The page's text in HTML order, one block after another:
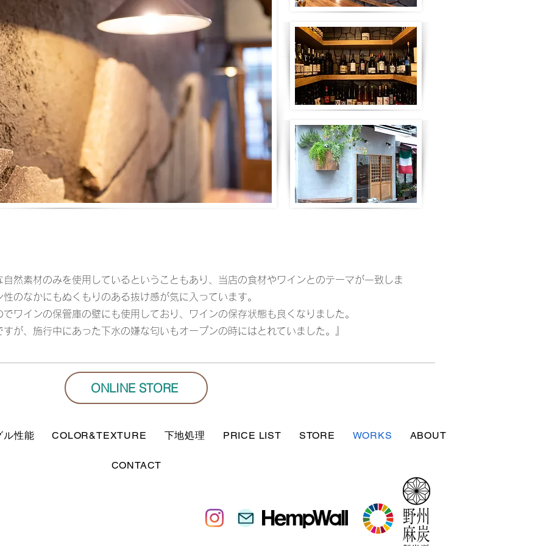
自然素材のみを使用しているということもあり、当店の食材やワインとのテーマが一致しま
性のなかにもぬくもりのある抜け感が気に入っています。
ワインの保管庫の壁にも使用しており、ワインの保存状態も良くなりました。
が、施行中にあった下水の嫌な匂いもオープンの時にはとれていました。』
ONLINE STORE
ル性能 COLOR&TEXTURE 下地処理 PRICE LIST STORE WORKS ABOUT
CONTACT